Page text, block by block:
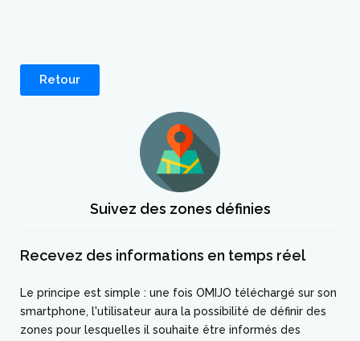
Retour
Suivez des zones définies
Recevez des informations en temps réel
Le principe est simple : une fois OMIJO téléchargé sur son
smartphone, l'utilisateur aura la possibilité de définir des
zones pour lesquelles il souhaite être informés des